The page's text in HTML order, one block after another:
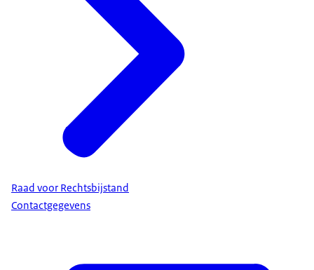
Raad voor Rechtsbijstand
Contactgegevens